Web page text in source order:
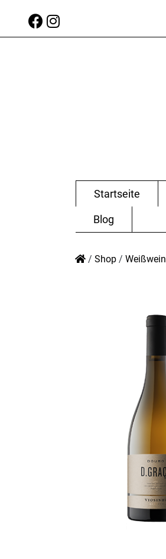
Startseite
Blog
/ Shop / Weißwein